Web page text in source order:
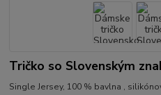
Tričko so Slovenským
Single Jersey, 100 % bavlna ,